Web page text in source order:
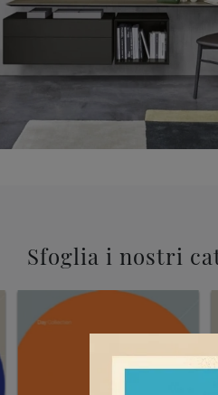
Sfoglia i nostri